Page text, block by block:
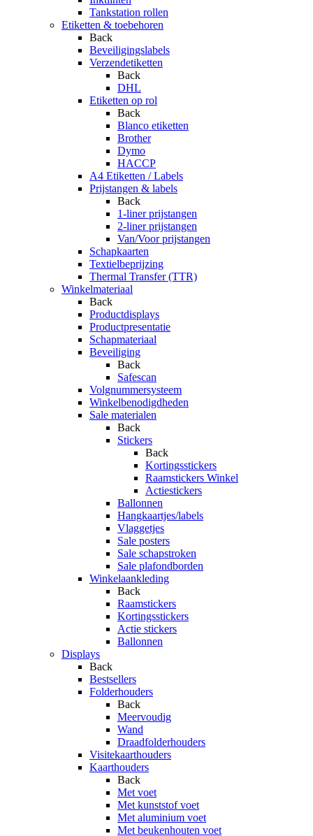
Tankstation rollen
Etiketten & toebehoren
Back
Beveiligingslabels
Verzendetiketten
Back
DHL
Etiketten op rol
Back
Blanco etiketten
Brother
Dymo
HACCP
A4 Etiketten / Labels
Prijstangen & labels
Back
1-liner prijstangen
2-liner prijstangen
Van/Voor prijstangen
Schapkaarten
Textielbeprijzing
Thermal Transfer (TTR)
Winkelmateriaal
Back
Productdisplays
Productpresentatie
Schapmateriaal
Beveiliging
Back
Safescan
Volgnummersysteem
Winkelbenodigdheden
Sale materialen
Back
Stickers
Back
Kortingsstickers
Raamstickers Winkel
Actiestickers
Ballonnen
Hangkaartjes/labels
Vlaggetjes
Sale posters
Sale schapstroken
Sale plafondborden
Winkelaankleding
Back
Raamstickers
Kortingsstickers
Actie stickers
Ballonnen
Displays
Back
Bestsellers
Folderhouders
Back
Meervoudig
Wand
Draadfolderhouders
Visitekaarthouders
Kaarthouders
Back
Met voet
Met kunststof voet
Met aluminium voet
Met beukenhouten voet